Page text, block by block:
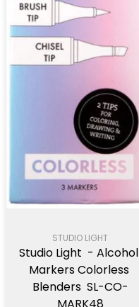
STUDIO LIGHT
Studio Light  - Alcohol
Markers Colorless
Blenders  SL-CO-